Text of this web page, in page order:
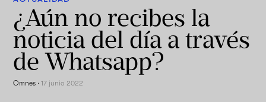
¿Aún no recibes la
noticia del día a través
de Whatsapp?
Omnes ·17 junio 2022